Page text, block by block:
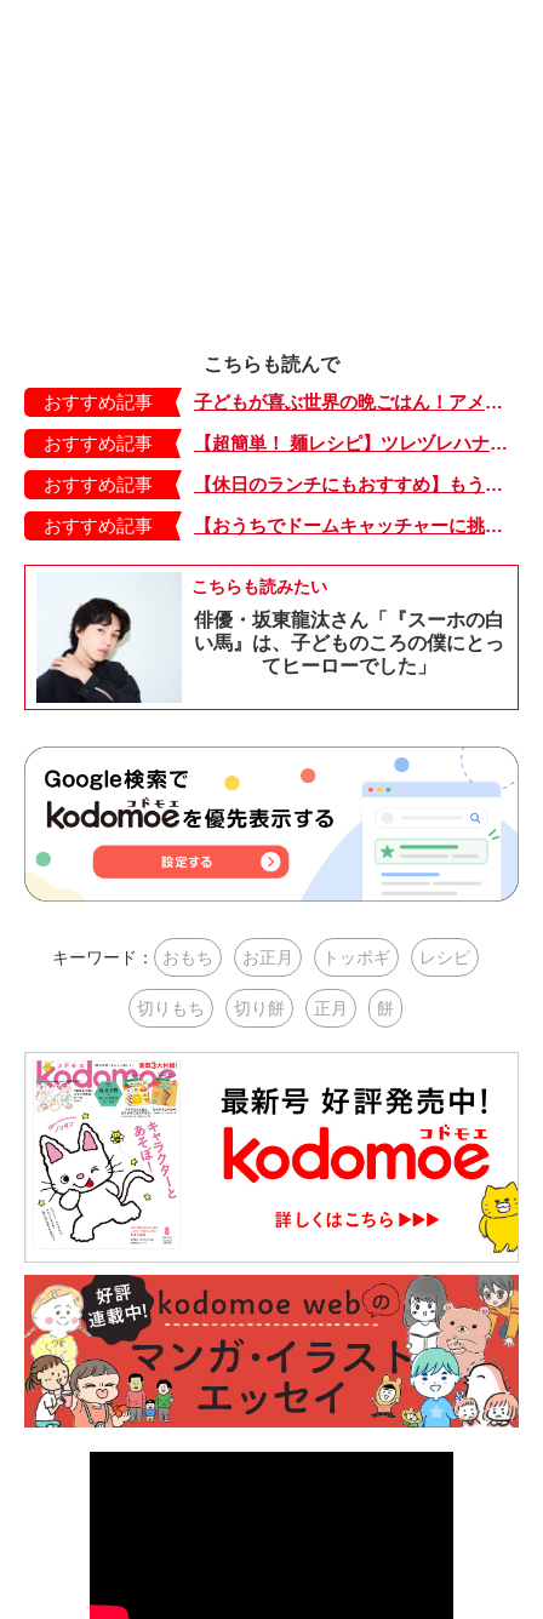
こちらも読んで
おすすめ記事
子どもが喜ぶ世界の晩ごはん！アメリカのフライドチキン＆フライドポテト
おすすめ記事
【超簡単！ 麺レシピ】ツレヅレハナコさんに聞く、パパッと作れる「オイルサーディンとミニトマトの冷製パスタ」
おすすめ記事
【休日のランチにもおすすめ】もう包丁を持つ気力もない…。そんなときは「とろとろ卵のせチャーハン」はいかが？
おすすめ記事
【おうちでドームキャッチャーに挑戦だ】アンパンマン わくわくドームキャッチャー
こちらも読みたい
俳優・坂東龍汰さん「『スーホの白
い馬』は、子どものころの僕にとっ
てヒーローでした」
キーワード： おもち お正月 トッポギ レシピ
切りもち 切り餅 正月 餅